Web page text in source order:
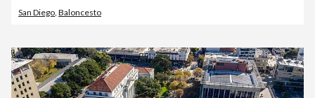
San Diego Baloncesto